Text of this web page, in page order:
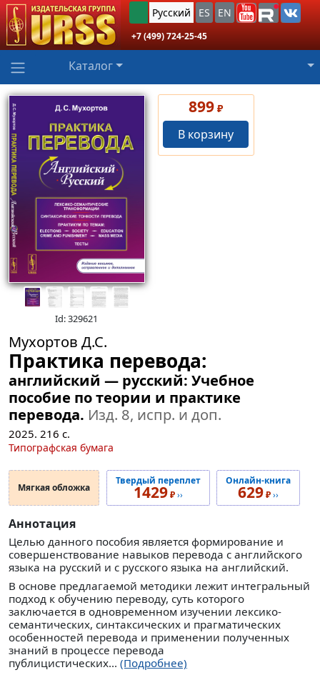
Русский ES EN
+7 (499) 724-25-45
Каталог
Id: 329621
899 ₽
В корзину
Мухортов Д.С.
Практика перевода:
английский — русский: Учебное
пособие по теории и практике
перевода. Изд. 8, испр. и доп.
2025. 216 с.
Типографская бумага
Мягкая обложка
Твердый переплет
1429₽››
Онлайн-книга
629₽››
Аннотация
Целью данного пособия является формирование и
совершенствование навыков перевода с английского
языка на русский и с русского языка на английский.
В основе предлагаемой методики лежит интегральный
подход к обучению переводу, суть которого
заключается в одновременном изучении лексико-
семантических, синтаксических и прагматических
особенностей перевода и применении полученных
знаний в процессе перевода
публицистических... (Подробнее)